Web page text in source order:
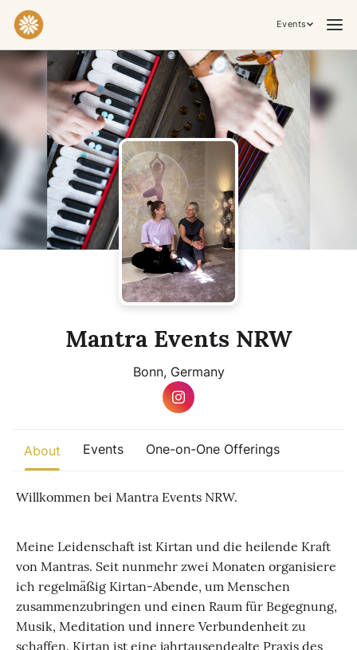
Events
Practices & Inner Work
Yoga
Meditation
Breathwork
Embodiment
Tantra
Ceremony, Music & Movement
Kirtan
Sound Healing
Cacao Ceremony
Festival
growth are actively unfolding.
Mantra Events NRW
Bonn, Germany
About Events One-on-One Offerings
Willkommen bei Mantra Events NRW.
Meine Leidenschaft ist Kirtan und die heilende Kraft
von Mantras. Seit nunmehr zwei Monaten organisiere
ich regelmäßig Kirtan-Abende, um Menschen
zusammenzubringen und einen Raum für Begegnung,
Musik, Meditation und innere Verbundenheit zu
schaffen. Kirtan ist eine jahrtausendealte Praxis des